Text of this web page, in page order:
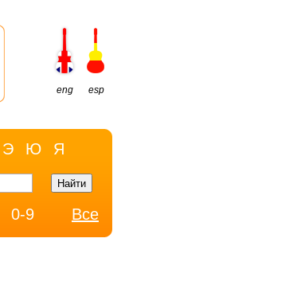
eng esp
Э Ю Я
0-9 Все